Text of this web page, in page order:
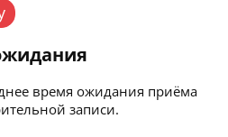
время ожидания приёма
записи.